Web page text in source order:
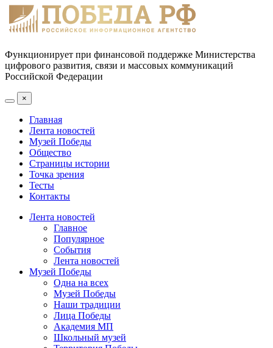
Функционирует при финансовой поддержке Министерства
цифрового развития, связи и массовых коммуникаций
Российской Федерации
×
Главная
Лента новостей
Музей Победы
Общество
Страницы истории
Точка зрения
Тесты
Контакты
Лента новостей
Главное
Популярное
События
Лента новостей
Музей Победы
Одна на всех
Музей Победы
Наши традиции
Лица Победы
Академия МП
Школьный музей